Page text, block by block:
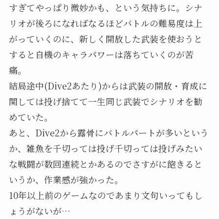
すぎてやっぱり微妙かも、という気持ちに。シナ
リオが後ろになればなるほどバトルの難易度は上
がっていくのに、新しく開放した武装を使おうと
すると自機のキャラパワーは落ちていくのが苦
痛。
結局途中(Dive2あたり)からは武装の開放・育成に
関しては投げ捨てて一生同じ武装でシナリオを勧
めていた。
あと、Dive2から露骨にバトルパートが多いという
か、雑魚を千切っては投げ千切っては投げみたい
な戦闘が数回連続とかあるのでさすがに飽きると
いうか、作業感が強かった。
10年以上前のゲームなのであまり文句いってもし
ょうがないが…